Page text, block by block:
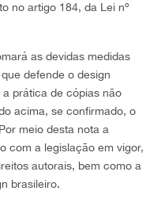
no artigo 184, da Lei nº
as devidas medidas
defende o design
prática de cópias não
acima, se confirmado, o
meio desta nota a
com a legislação em vigor,
autorais, bem como a
brasileiro.